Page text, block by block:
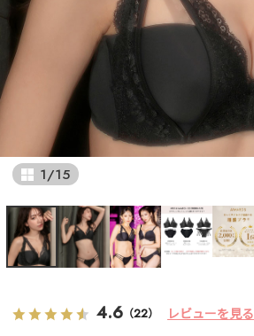
1/15
4.6 （22） レビューを見る